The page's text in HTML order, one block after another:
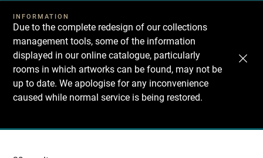
INFORMATION
Due to the complete redesign of our collections
management tools, some of the information
displayed in our online catalogue, particularly
rooms in which artworks can be found, may not be
up to date. We apologise for any inconvenience
caused while normal service is being restored.
Recherche